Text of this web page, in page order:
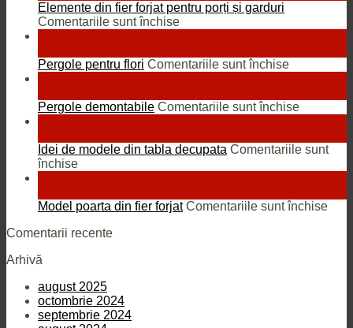
Elemente din fier forjat pentru porți și garduri
Comentariile sunt închisepentru
fier
porți
Pergole pentru flori Comentariile sunt închisepentru
flori
Pergole demontabile Comentariile sunt închisepentru
Idei de modele din tabla decupata Comentariile sunt
închisepentru
modele
tabla
Model poarta din fier forjat Comentariile sunt închise
Comentarii recente
Arhivă
august 2025
octombrie 2024
septembrie 2024